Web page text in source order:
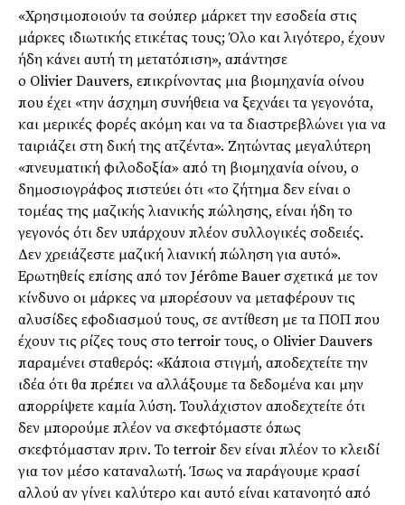
«Χρησιμοποιούν τα σούπερ μάρκετ την εσοδεία στις
μάρκες ιδιωτικής ετικέτας τους; Όλο και λιγότερο, έχουν
ήδη κάνει αυτή τη μετατόπιση», απάντησε
ο Olivier Dauvers, επικρίνοντας μια βιομηχανία οίνου
που έχει «την άσχημη συνήθεια να ξεχνάει τα γεγονότα,
και μερικές φορές ακόμη και να τα διαστρεβλώνει για να
ταιριάζει στη δική της ατζέντα». Ζητώντας μεγαλύτερη
«πνευματική φιλοδοξία» από τη βιομηχανία οίνου, ο
δημοσιογράφος πιστεύει ότι «το ζήτημα δεν είναι ο
τομέας της μαζικής λιανικής πώλησης, είναι ήδη το
γεγονός ότι δεν υπάρχουν πλέον συλλογικές σοδειές.
Δεν χρειάζεστε μαζική λιανική πώληση για αυτό».
Ερωτηθείς επίσης από τον Jérôme Bauer σχετικά με τον
κίνδυνο οι μάρκες να μπορέσουν να μεταφέρουν τις
αλυσίδες εφοδιασμού τους, σε αντίθεση με τα ΠΟΠ που
έχουν τις ρίζες τους στο terroir τους, ο Olivier Dauvers
παραμένει σταθερός: «Κάποια στιγμή, αποδεχτείτε την
ιδέα ότι θα πρέπει να αλλάξουμε τα δεδομένα και μην
απορρίψετε καμία λύση. Τουλάχιστον αποδεχτείτε ότι
δεν μπορούμε πλέον να σκεφτόμαστε όπως
σκεφτόμασταν πριν. Το terroir δεν είναι πλέον το κλειδί
για τον μέσο καταναλωτή. Ίσως να παράγουμε κρασί
αλλού αν γίνει καλύτερο και αυτό είναι κατανοητό από